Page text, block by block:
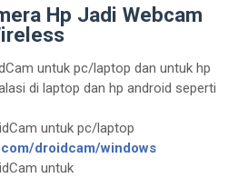
Hp Jadi Webcam
untuk pc/laptop dan untuk hp
di laptop dan hp android seperti
untuk pc/laptop
droidcam/windows
untuk